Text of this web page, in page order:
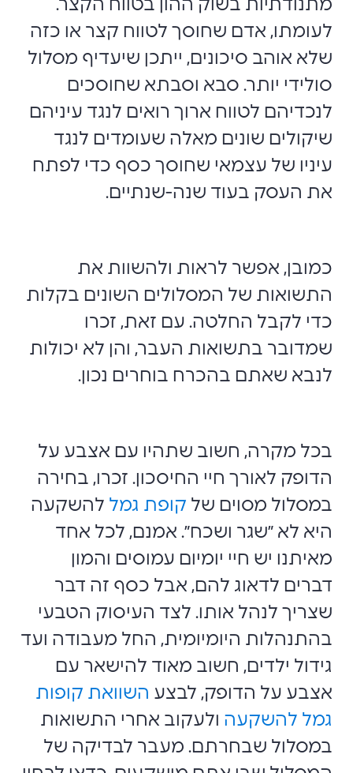
מתנודתיות בשוק ההון בטווח הקצר.
לעומתו, אדם שחוסך לטווח קצר או כזה
שלא אוהב סיכונים, ייתכן שיעדיף מסלול
סולידי יותר. סבא וסבתא שחוסכים
לנכדיהם לטווח ארוך רואים לנגד עיניהם
שיקולים שונים מאלה שעומדים לנגד
עיניו של עצמאי שחוסך כסף כדי לפתח
את העסק בעוד שנה-שנתיים.
‏כמובן, אפשר לראות ולהשוות את
התשואות ‏של המסלולים השונים בקלות
כדי לקבל החלטה. עם זאת, זכרו
שמדובר בתשואות העבר, והן לא יכולות
לנבא שאתם בהכרח בוחרים נכון.
בכל מקרה, חשוב שתהיו עם אצבע על
הדופק לאורך חיי החיסכון. זכרו, בחירה
במסלול מסוים של קופת גמל להשקעה
היא לא ״שגר ושכח״. ‏אמנם, לכל אחד
מאיתנו יש חיי יומיום עמוסים והמון
דברים לדאוג להם, אבל כסף זה דבר
שצריך לנהל אותו. לצד העיסוק הטבעי
בהתנהלות היומיומית, החל מעבודה ועד
גידול ילדים, חשוב מאוד להישאר עם
אצבע על הדופק, לבצע השוואת קופות
גמל להשקעה ולעקוב אחרי התשואות
במסלול שבחרתם. מעבר לבדיקה של